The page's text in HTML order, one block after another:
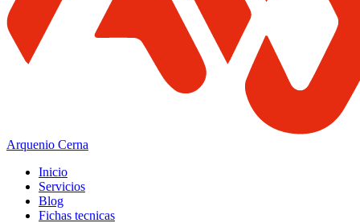
Arquenio Cerna
Inicio
Servicios
Blog
Fichas tecnicas